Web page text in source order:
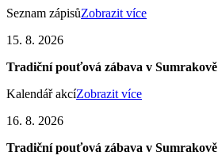
Seznam zápisůZobrazit více
15. 8. 2026
Tradiční pouťová zábava v Sumrakově
Kalendář akcíZobrazit více
16. 8. 2026
Tradiční pouťová zábava v Sumrakově